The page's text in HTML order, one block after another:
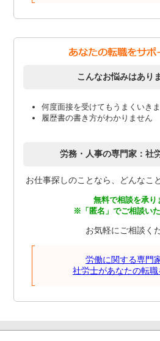
こんなお悩みはあり
何度面接を受けてもうまくいき
履歴書の書き方がわかりません
労務・人事の専門家：社
お仕事探しのことなら、どんなこ
無料で相談を承り
※「匿名」でご相談いた
お気軽にご相談く
労働に関する専門
社労士があなたの転職